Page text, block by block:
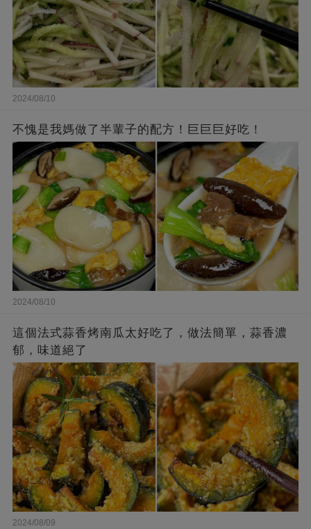
2024/08/10
不愧是我媽做了半輩子的配方！巨巨巨好吃！
2024/08/10
這個法式蒜香烤南瓜太好吃了，做法簡單，蒜香濃
郁，味道絕了
2024/08/09